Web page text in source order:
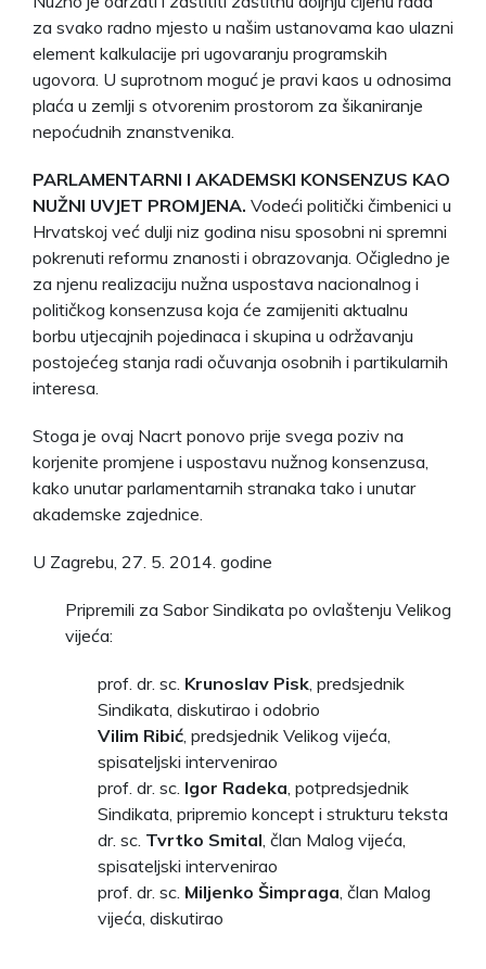
za svako radno mjesto u našim ustanovama kao ulazni
element kalkulacije pri ugovaranju programskih
ugovora. U suprotnom moguć je pravi kaos u odnosima
plaća u zemlji s otvorenim prostorom za šikaniranje
nepoćudnih znanstvenika.
PARLAMENTARNI I AKADEMSKI KONSENZUS KAO
NUŽNI UVJET PROMJENA. Vodeći politički čimbenici u
Hrvatskoj već dulji niz godina nisu sposobni ni spremni
pokrenuti reformu znanosti i obrazovanja. Očigledno je
za njenu realizaciju nužna uspostava nacionalnog i
političkog konsenzusa koja će zamijeniti aktualnu
borbu utjecajnih pojedinaca i skupina u održavanju
postojećeg stanja radi očuvanja osobnih i partikularnih
interesa.
Stoga je ovaj Nacrt ponovo prije svega poziv na
korjenite promjene i uspostavu nužnog konsenzusa,
kako unutar parlamentarnih stranaka tako i unutar
akademske zajednice.
U Zagrebu, 27. 5. 2014. godine
Pripremili za Sabor Sindikata po ovlaštenju Velikog
vijeća:
prof. dr. sc. Krunoslav Pisk , predsjednik
Sindikata, diskutirao i odobrio
Vilim Ribić , predsjednik Velikog vijeća,
spisateljski intervenirao
prof. dr. sc. Igor Radeka , potpredsjednik
Sindikata, pripremio koncept i strukturu teksta
dr. sc. Tvrtko Smital , član Malog vijeća,
spisateljski intervenirao
prof. dr. sc. Miljenko Šimpraga , član Malog
vijeća, diskutirao